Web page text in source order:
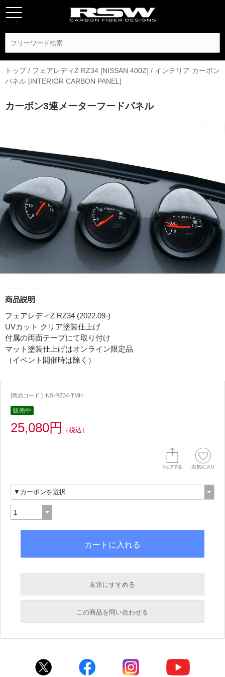
トップ/ フェアレディZ RZ34 [NISSAN 400Z] / インテリア カーボン
パネル [INTERIOR CARBON PANEL]
カーボン3連メーターフードパネル
商品説明
フェアレディZ RZ34 (2022.09-)
UVカット クリア塗装仕上げ
付属の両面テープにて取り付け
マット塗装仕上げはオンライン限定品
（イベント開催時は除く）
[商品コード ] INS-RZ34-TMH
販売中
25,080円 （税込）
友達にすすめる
必須
必須
この商品を問い合わせる
必須